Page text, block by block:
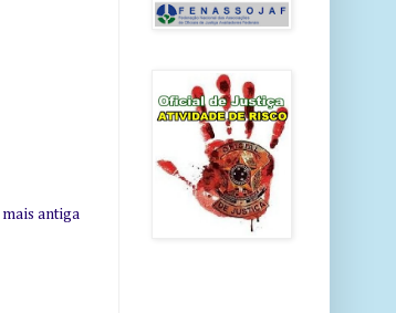
mais antiga